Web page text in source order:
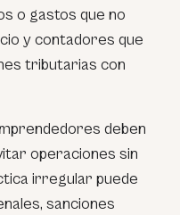
o gastos que no
y contadores que
tributarias con
deben
operaciones sin
irregular puede
sanciones